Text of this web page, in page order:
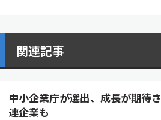
関連記事
中小企業庁が選出、成長が期待
連企業も